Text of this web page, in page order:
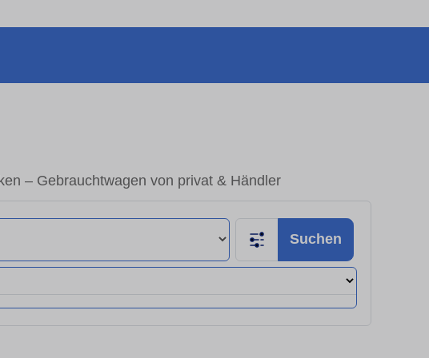
– Gebrauchtwagen von privat & Händler
Suchen